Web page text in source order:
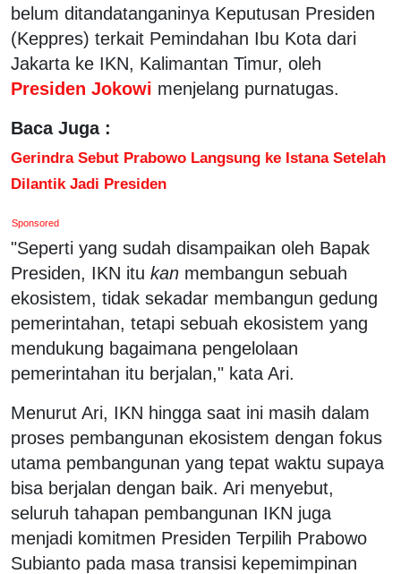
belum ditandatanganinya Keputusan Presiden
(Keppres) terkait Pemindahan Ibu Kota dari
Jakarta ke IKN, Kalimantan Timur, oleh
Presiden Jokowi menjelang purnatugas.
Baca Juga :
Gerindra Sebut Prabowo Langsung ke Istana Setelah
Dilantik Jadi Presiden
Sponsored
"Seperti yang sudah disampaikan oleh Bapak
Presiden, IKN itu kan membangun sebuah
ekosistem, tidak sekadar membangun gedung
pemerintahan, tetapi sebuah ekosistem yang
mendukung bagaimana pengelolaan
pemerintahan itu berjalan," kata Ari.
Menurut Ari, IKN hingga saat ini masih dalam
proses pembangunan ekosistem dengan fokus
utama pembangunan yang tepat waktu supaya
bisa berjalan dengan baik. Ari menyebut,
seluruh tahapan pembangunan IKN juga
menjadi komitmen Presiden Terpilih Prabowo
Subianto pada masa transisi kepemimpinan